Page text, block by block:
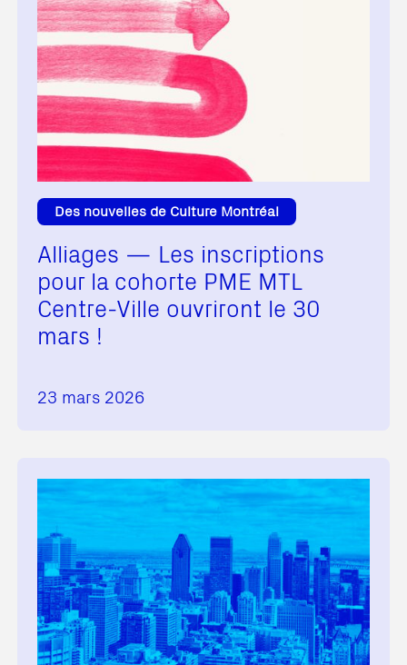
Des nouvelles de Culture Montréal
Alliages — Les inscriptions
pour la cohorte PME MTL
Centre-Ville ouvriront le 30
mars !
23 mars 2026